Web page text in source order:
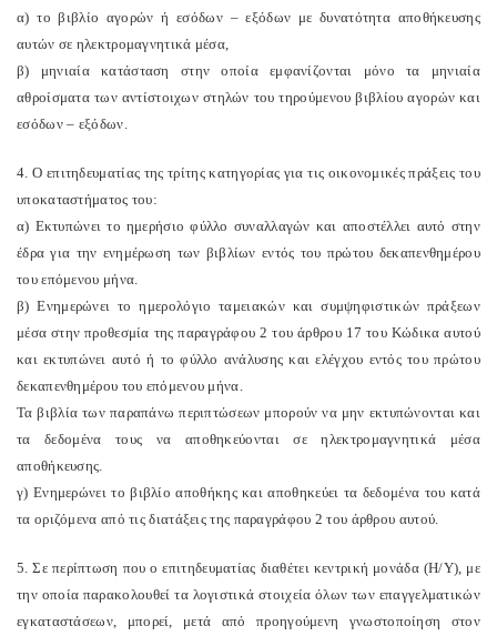
α) το βιβλίο αγορών ή εσόδων – εξόδων με δυνατότητα αποθήκευσης
αυτών σε ηλεκτρομαγνητικά μέσα,
β) μηνιαία κατάσταση στην οποία εμφανίζονται μόνο τα μηνιαία
αθροίσματα των αντίστοιχων στηλών του τηρούμενου βιβλίου αγορών και
εσόδων – εξόδων.
4. Ο επιτηδευματίας της τρίτης κατηγορίας για τις οικονομικές πράξεις του
υποκαταστήματος του:
α) Εκτυπώνει το ημερήσιο φύλλο συναλλαγών και αποστέλλει αυτό στην
έδρα για την ενημέρωση των βιβλίων εντός του πρώτου δεκαπενθημέρου
του επόμενου μήνα.
β) Ενημερώνει το ημερολόγιο ταμειακών και συμψηφιστικών πράξεων
μέσα στην προθεσμία της παραγράφου 2 του άρθρου 17 του Κώδικα αυτού
και εκτυπώνει αυτό ή το φύλλο ανάλυσης και ελέγχου εντός του πρώτου
δεκαπενθημέρου του επόμενου μήνα.
Τα βιβλία των παραπάνω περιπτώσεων μπορούν να μην εκτυπώνονται και
τα δεδομένα τους να αποθηκεύονται σε ηλεκτρομαγνητικά μέσα
αποθήκευσης.
γ) Ενημερώνει το βιβλίο αποθήκης και αποθηκεύει τα δεδομένα του κατά
τα οριζόμενα από τις διατάξεις της παραγράφου 2 του άρθρου αυτού.
5. Σε περίπτωση που ο επιτηδευματίας διαθέτει κεντρική μονάδα (Η/Υ), με
την οποία παρακολουθεί τα λογιστικά στοιχεία όλων των επαγγελματικών
εγκαταστάσεων, μπορεί, μετά από προηγούμενη γνωστοποίηση στον